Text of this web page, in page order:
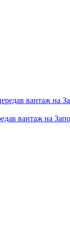
вантаж на